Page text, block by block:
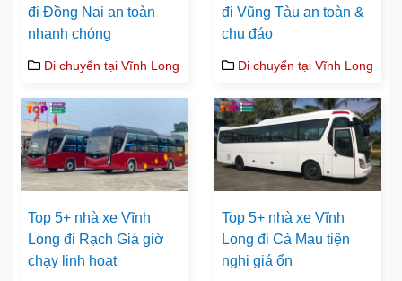
đi Đồng Nai an toàn
nhanh chóng
Di chuyển tại Vĩnh Long
đi Vũng Tàu an toàn &
chu đáo
Di chuyển tại Vĩnh Long
Top 5+ nhà xe Vĩnh
Long đi Rạch Giá giờ
chạy linh hoạt
Top 5+ nhà xe Vĩnh
Long đi Cà Mau tiện
nghi giá ổn